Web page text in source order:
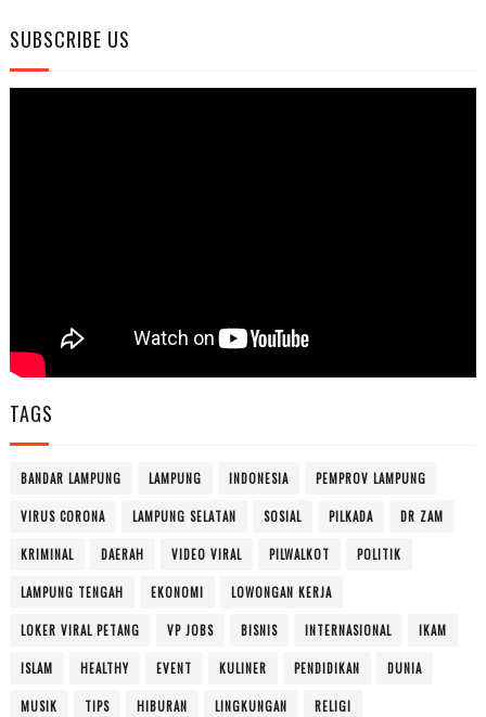
SUBSCRIBE US
TAGS
BANDAR LAMPUNG LAMPUNG INDONESIA PEMPROV LAMPUNG
VIRUS CORONA LAMPUNG SELATAN SOSIAL PILKADA DR ZAM
KRIMINAL DAERAH VIDEO VIRAL PILWALKOT POLITIK
LAMPUNG TENGAH EKONOMI LOWONGAN KERJA
LOKER VIRAL PETANG VP JOBS BISNIS INTERNASIONAL IKAM
ISLAM HEALTHY EVENT KULINER PENDIDIKAN DUNIA
MUSIK TIPS HIBURAN LINGKUNGAN RELIGI